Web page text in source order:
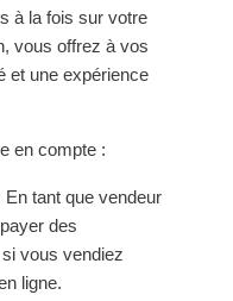
à la fois sur votre
vous offrez à vos
et une expérience
en compte :
tant que vendeur
des
vous vendiez
ligne.